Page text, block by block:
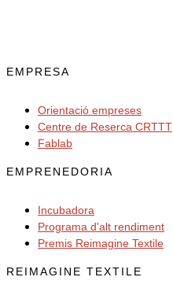
EMPRESA
Orientació empreses
Centre de Reserca CRTTT
Fablab
EMPRENEDORIA
Incubadora
Programa d'alt rendiment
Premis Reimagine Textile
REIMAGINE TEXTILE